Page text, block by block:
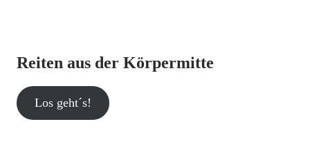
Reiten aus der Körpermitte
Los geht´s!